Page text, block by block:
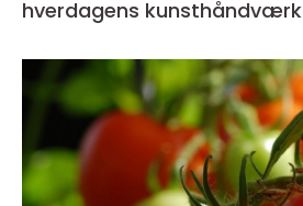
hverdagens kunsthåndværk